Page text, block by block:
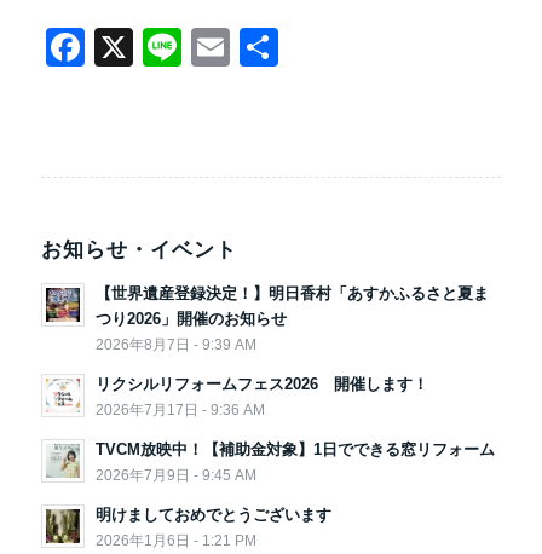
Facebook
X LineEmail
お知らせ・イベント
【世界遺産登録決定！】明日香村「あすかふるさと夏ま
つり2026」開催のお知らせ
2026年8月7日 - 9:39 AM
リクシルリフォームフェス2026 開催します！
2026年7月17日 - 9:36 AM
TVCM放映中！【補助金対象】1日でできる窓リフォーム
2026年7月9日 - 9:45 AM
明けましておめでとうございます
2026年1月6日 - 1:21 PM